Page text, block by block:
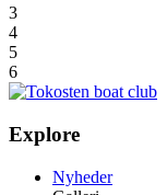
3
4
5
6
Explore
Nyheder